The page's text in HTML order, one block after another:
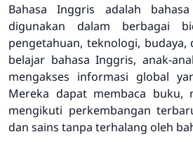
Bahasa Inggris adalah
digunakan dalam berbagai
pengetahuan, teknologi, budaya,
belajar bahasa Inggris, anak-
mengakses informasi global
Mereka dapat membaca buku,
mengikuti perkembangan
dan sains tanpa terhalang oleh